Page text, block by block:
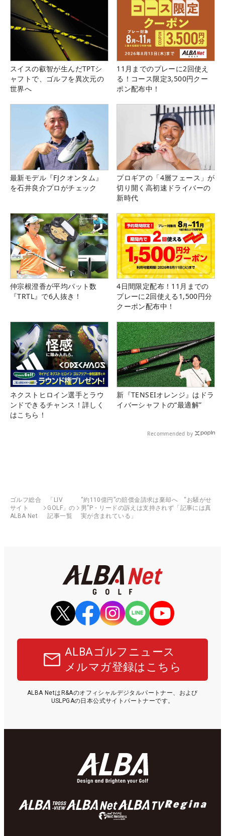
スイスの叡智が生んだTPTシ
ャフトで、ゴルフを異次元の
世界へ
11月までのプレーに2回使え
る！コース限定3,500円クー
ポン配布中！
最新モデル『FJクオンタム』
を石井良介プロがチェック
プロギアの「4層フェース」が
切り開く高初速ドライバーの
新時代
仲宗根澄香が平均パット数
『TRTL』で6人抜き！
4日間限定配布！11月までの
プレーに2回使える1,500円分
クーポン配布中！
ネクストヒロイン選手とラウ
ンドできるチャンス！詳しく
はこちら！
新『TENSEIオレンジ』はドラ
イバーシャフトの“最適解”
Recommended by
ゴルフ総合
サイト
ALBA Net
「LIV
GOLF」の
記事一覧
“約110億円”の賠償金請求は棄却へ “お騒がせ
男”P・リードの訴えは支持されず「記事には真
実が含まれている」
ALBAゴルフニュース
メルマガ登録はこちら
ALBA NetはR&Aのオフィシャルデジタルパートナー、および
USLPGAの日本公式サイトパートナーです。